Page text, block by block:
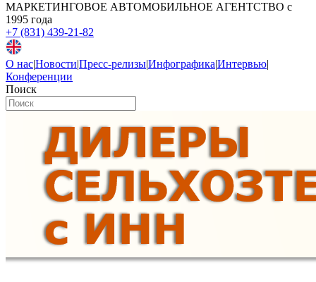
МАРКЕТИНГОВОЕ АВТОМОБИЛЬНОЕ АГЕНТСТВО с
1995 года
+7 (831) 439-21-82
О нас|Новости|Пресс-релизы|Инфографика|Интервью|
Конференции
Поиск